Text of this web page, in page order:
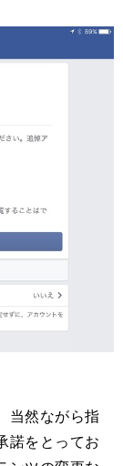
当然ながら指
諾をとってお